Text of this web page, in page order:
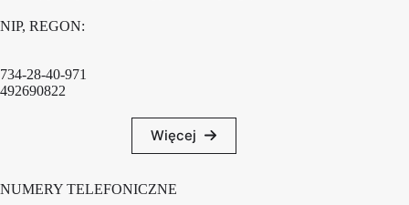
NIP, REGON:
734-28-40-971
492690822
Więcej
NUMERY TELEFONICZNE